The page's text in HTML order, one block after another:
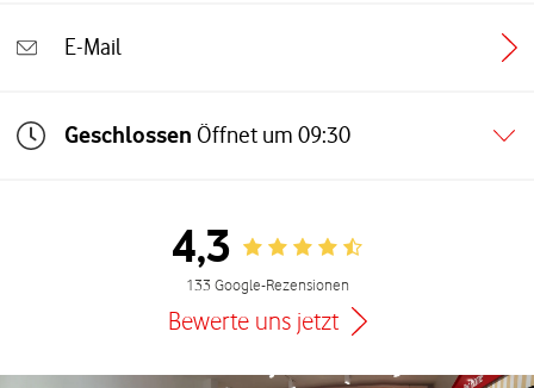
E-Mail
Geschlossen Öffnet um 09:30
4,3 Rating 4.3
133 Google-Rezensionen
Bewerte uns jetzt